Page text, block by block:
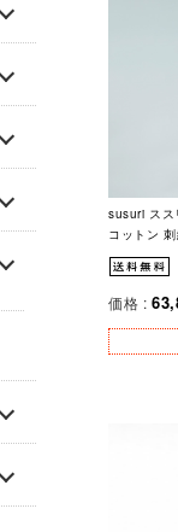
susuri スス
コットン
価格 :